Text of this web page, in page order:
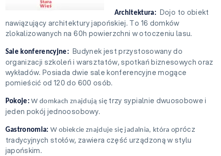
Architektura: Dojo to obiekt
nawiązujący architektury japońskiej. To 16 domków
zlokalizowanych na 60h powierzchni w otoczeniu lasu.
Sale konferencyjne: Budynek jest przystosowany do
organizacji szkoleń i warsztatów, spotkań biznesowych oraz
wykładów. Posiada dwie sale konferencyjne mogące
pomieścić od 120 do 600 osób.
Pokoje:W domkach znajdują się trzy sypialnie dwuosobowe i
jeden pokój jednoosobowy.
Gastronomia:W obiekcie znajduje się jadalnia, która oprócz
tradycyjnych stołów, zawiera część urządzoną w stylu
japońskim.